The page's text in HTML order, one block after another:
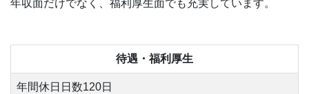
年収面だけでなく、福利厚生面でも充実しています。
待遇・福利厚生
年間休日日数120日